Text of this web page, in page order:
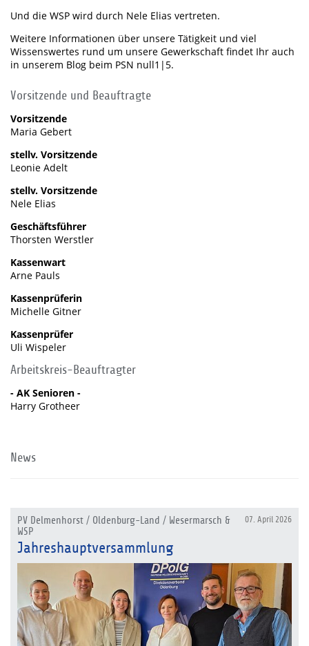
Und die WSP wird durch Nele Elias vertreten.
Weitere Informationen über unsere Tätigkeit und viel
Wissenswertes rund um unsere Gewerkschaft findet Ihr auch
in unserem Blog beim PSN null1|5.
Vorsitzende und Beauftragte
Vorsitzende
Maria Gebert
stellv. Vorsitzende
Leonie Adelt
stellv. Vorsitzende
Nele Elias
Geschäftsführer
Thorsten Werstler
Kassenwart
Arne Pauls
Kassenprüferin
Michelle Gitner
Kassenprüfer
Uli Wispeler
Arbeitskreis-Beauftragter
- AK Senioren -
Harry Grotheer
News
07. April 2026
PV Delmenhorst / Oldenburg-Land / Wesermarsch &
WSP
Jahreshauptversammlung